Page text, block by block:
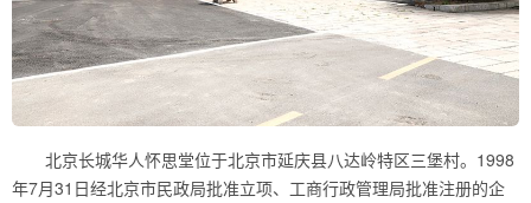
北京长城华人怀思堂位于北京市延庆县八达岭特区三堡村。1998
年7月31日经北京市民政局批准立项、工商行政管理局批准注册的企